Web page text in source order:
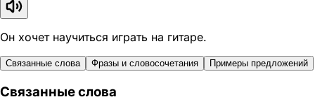
Он хочет научиться играть на гитаре.
Связанные слова Фразы и словосочетания Примеры предложений
Связанные слова